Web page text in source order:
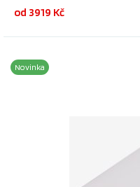
od 3919 Kč
Novinka